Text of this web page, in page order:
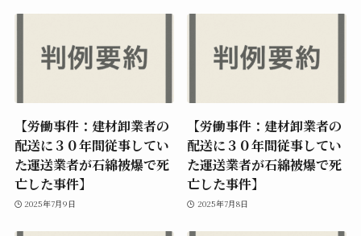
【労働事件：建材卸業者の
配送に３０年間従事してい
た運送業者が石綿被爆で死
亡した事件】
2025年7月9日
【労働事件：建材卸業者の
配送に３０年間従事してい
た運送業者が石綿被爆で死
亡した事件】
2025年7月8日